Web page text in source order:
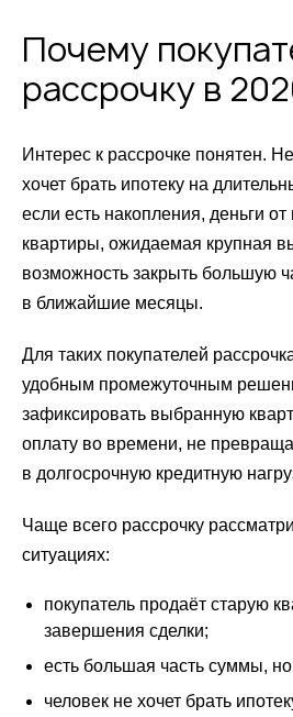
Почему
рассрочку в
Интерес к рассрочке понятен.
хочет брать ипотеку на
если есть накопления, деньги
квартиры, ожидаемая крупная
возможность закрыть большую
в ближайшие месяцы.
Для таких покупателей
удобным промежуточным
зафиксировать выбранную
оплату во времени, не
в долгосрочную кредитную
Чаще всего рассрочку
ситуациях:
покупатель продаёт старую
завершения сделки;
есть большая часть суммы, но
человек не хочет брать